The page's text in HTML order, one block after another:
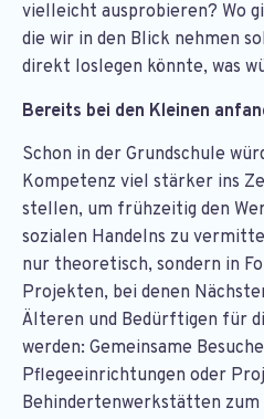
vielleicht ausprobieren? Wo
die wir in den Blick nehmen
direkt loslegen könnte, was
Bereits bei den Kleinen
Schon in der Grundschule
Kompetenz viel stärker ins
stellen, um frühzeitig den
sozialen Handelns zu
nur theoretisch, sondern in
Projekten, bei denen
Älteren und Bedürftigen für
werden: Gemeinsame
Pflegeeinrichtungen oder
Behindertenwerkstätten zum